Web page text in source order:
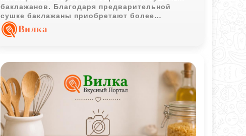
баклажанов. Благодаря предварительной
сушке баклажаны приобретают более
концентрированный вкус и хорошо впитывают
аромат мяса и специй.
Вилка